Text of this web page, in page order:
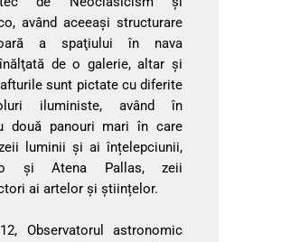
având aceeaşi structurare
a spaţiului în nava
de o galerie, altar şi
sunt pictate cu diferite
iluministe, având în
două panouri mari în care
luminii și ai înțelepciunii,
și Atena Pallas, zeii
ai artelor și științelor.
Observatorul astronomic